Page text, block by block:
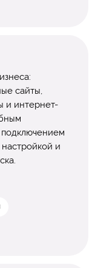
сайты,
и интернет-
и